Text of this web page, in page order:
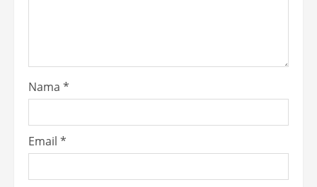
Nama *
Email *